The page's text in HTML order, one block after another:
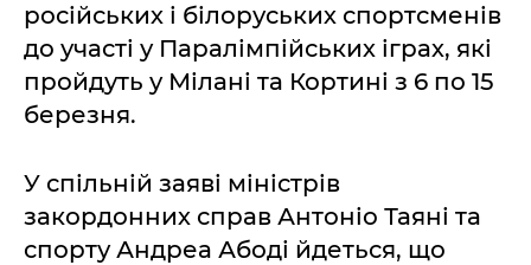
російських і білоруських спортсменів
до участі у Паралімпійських іграх, які
пройдуть у Мілані та Кортині з 6 по 15
березня.
У спільній заяві міністрів
закордонних справ Антоніо Таяні та
спорту Андреа Абоді йдеться, що